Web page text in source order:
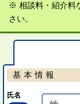
※ 相談料・紹介料
さい。
基本情報
氏名